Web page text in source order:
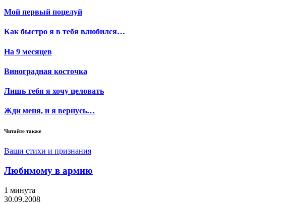
Мой первый поцелуй
Как быстро я в тебя влюбился…
На 9 месяцев
Виноградная косточка
Лишь тебя я хочу целовать
Жди меня, и я вернусь…
Читайте также
Ваши стихи и признания
Любимому в армию
1 минута
30.09.2008